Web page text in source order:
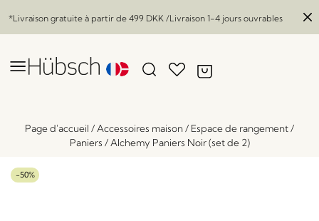
*Livraison gratuite à partir de 499 DKK /Livraison 1-4 jours ouvrables
Page d'accueil / Accessoires maison/ Espace de rangement/
Paniers / Alchemy Paniers Noir (set de 2)
-50%